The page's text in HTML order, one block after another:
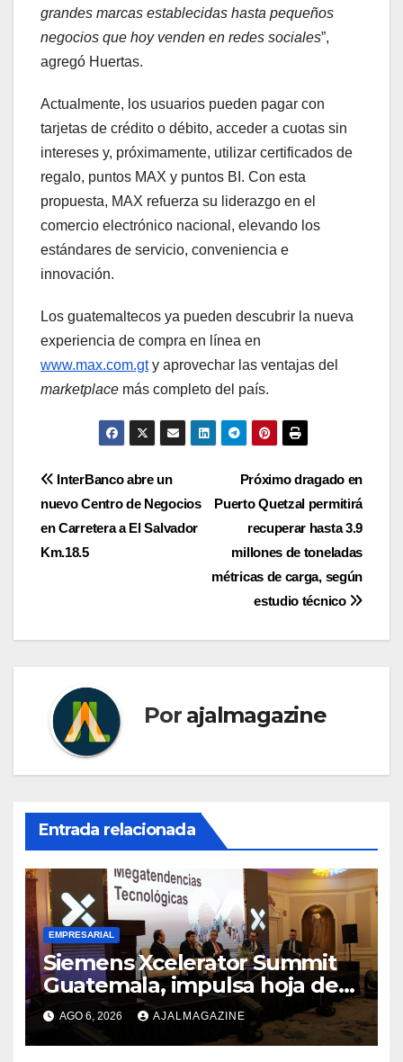
grandes marcas establecidas hasta pequeños
negocios que hoy venden en redes sociales”,
agregó Huertas.
Actualmente, los usuarios pueden pagar con
tarjetas de crédito o débito, acceder a cuotas sin
intereses y, próximamente, utilizar certificados de
regalo, puntos MAX y puntos BI. Con esta
propuesta, MAX refuerza su liderazgo en el
comercio electrónico nacional, elevando los
estándares de servicio, conveniencia e
innovación.
Los guatemaltecos ya pueden descubrir la nueva
experiencia de compra en línea en
www.max.com.gty aprovechar las ventajas del
marketplace más completo del país.
Navegación
de
entradas
Próximo dragado en
Puerto Quetzal permitirá
recuperar hasta 3.9
millones de toneladas
métricas de carga, según
estudio técnico
InterBanco abre un
nuevo Centro de Negocios
en Carretera a El Salvador
Km.18.5
Por ajalmagazine
Entrada relacionada
EMPRESARIAL
Siemens Xcelerator Summit
Guatemala, impulsa hoja de
ruta para acelerar la
competitividad del país
AGO 6, 2026 AJALMAGAZINE